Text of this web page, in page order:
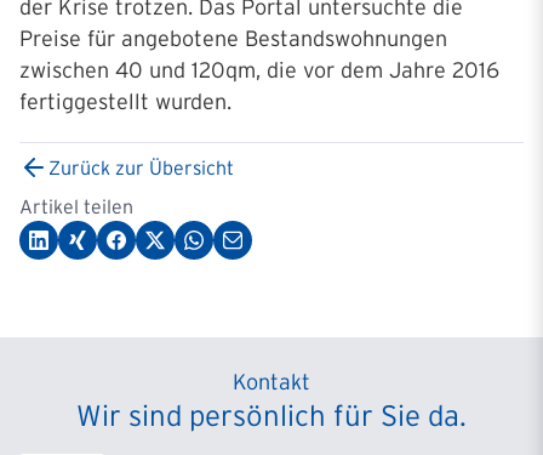
der Krise trotzen. Das Portal untersuchte die
Preise für angebotene Bestandswohnungen
zwischen 40 und 120qm, die vor dem Jahre 2016
fertiggestellt wurden.
Zurück zur Übersicht
Artikel teilen
Kontakt
Wir sind persönlich für Sie da.